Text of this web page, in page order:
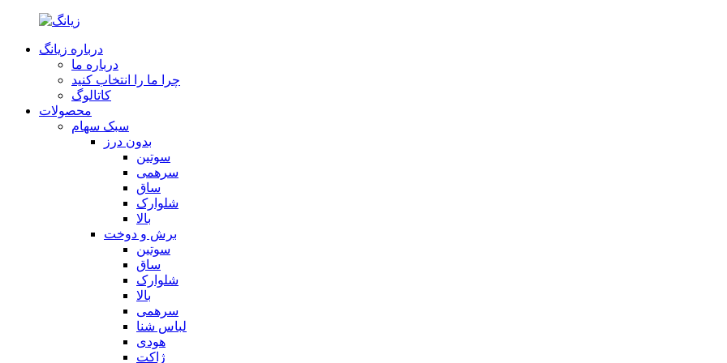
درباره زیانگ
درباره ما
چرا ما را انتخاب کنید
کاتالوگ
محصولات
سبک سهام
بدون درز
سوتین
سرهمی
ساق
شلوارک
بالا
برش و دوخت
سوتین
ساق
شلوارک
بالا
سرهمی
لباس شنا
هودی
ژاکت